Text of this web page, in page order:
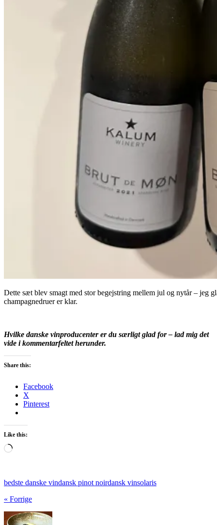
Dette sæt blev smagt med stor begejstring mellem jul og nytår – jeg
champagnedruer er klar.
Hvilke danske vinproducenter er du særligt glad for – lad mig det
vide i kommentarfeltet herunder.
Share this:
Facebook
X
Pinterest
Like this:
Loading…
bedste danske vindansk pinot noirdansk vinsolaris
« Forrige